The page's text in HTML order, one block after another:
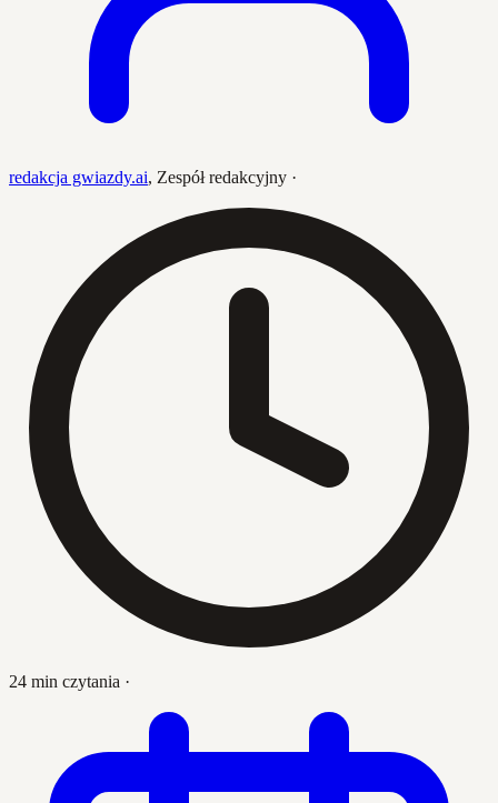
redakcja gwiazdy.ai, Zespół redakcyjny ·
24 min czytania ·